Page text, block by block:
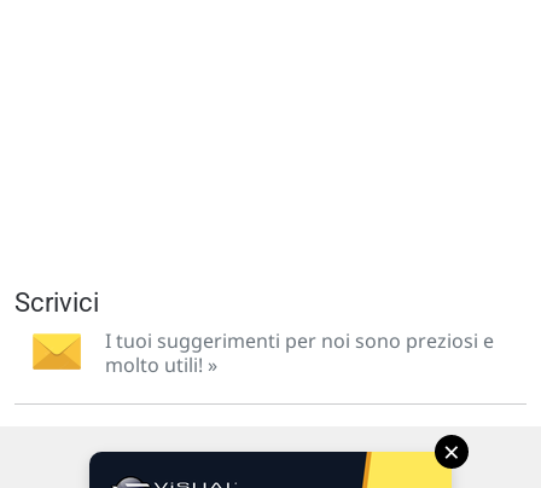
Scrivici
I tuoi suggerimenti per noi sono preziosi e
molto utili! »
×